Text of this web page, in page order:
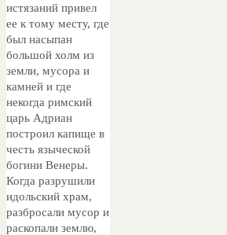
истязаний привел
ее к тому месту, где
был насыпан
большой холм из
земли, мусора и
камней и где
некогда римский
царь Адриан
построил капище в
честь языческой
богини Венеры.
Когда разрушили
идольский храм,
разбросали мусор и
раскопали землю,